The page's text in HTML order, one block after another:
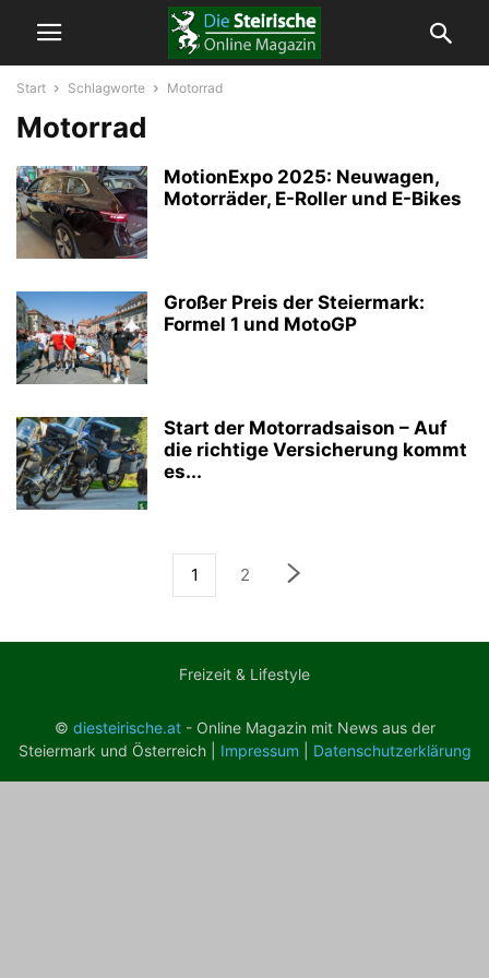
Start Schlagworte Motorrad
Motorrad
MotionExpo 2025: Neuwagen,
Motorräder, E-Roller und E-Bikes
Großer Preis der Steiermark:
Formel 1 und MotoGP
Start der Motorradsaison – Auf
die richtige Versicherung kommt
es...
1 2
Freizeit & Lifestyle
© diesteirische.at- Online Magazin mit News aus der
Steiermark und Österreich | Impressum Datenschutzerklärung